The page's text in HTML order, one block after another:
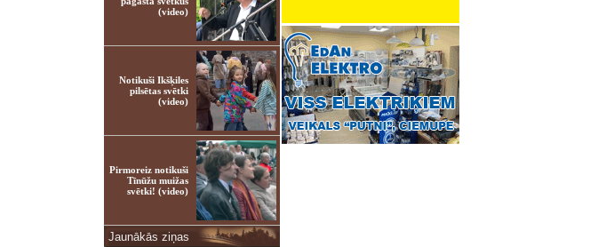
(video)
Notikuši Ikšķiles
pilsētas svētki
(video)
Pirmoreiz notikuši
Tīnūžu muižas
svētki! (video)
Jaunākās ziņas